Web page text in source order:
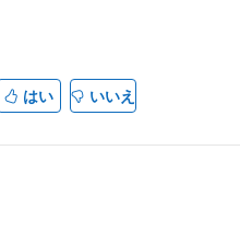
はい いいえ